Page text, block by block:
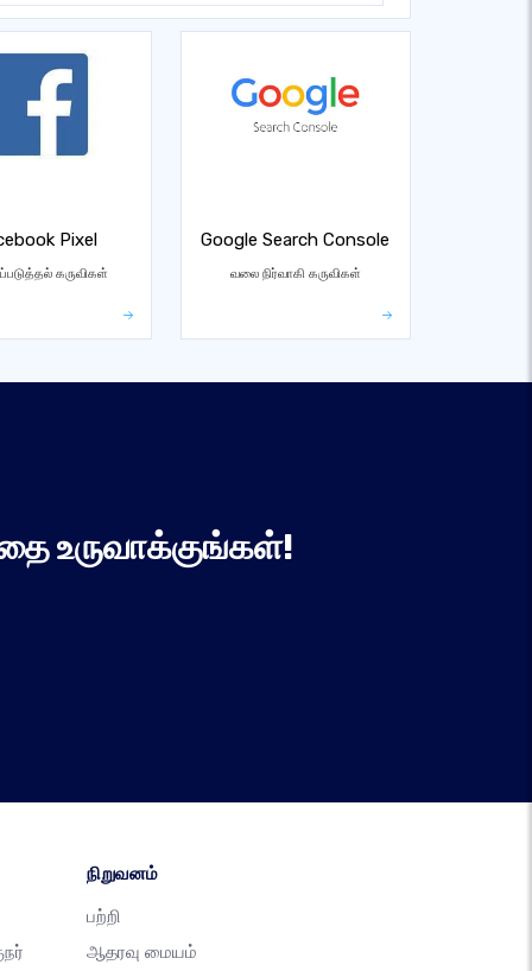
Pixel
கருவிகள்
Google Search Console
வலை நிர்வாகி கருவிகள்
உருவாக்குங்கள்!
நிறுவனம்
பற்றி
ஆதரவு மையம்